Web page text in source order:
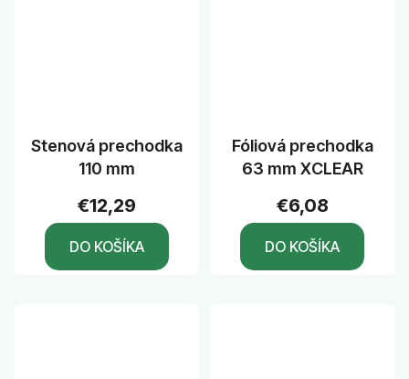
Stenová prechodka
110 mm
€12,29
DO KOŠÍKA
Fóliová prechodka
63 mm XCLEAR
€6,08
DO KOŠÍKA